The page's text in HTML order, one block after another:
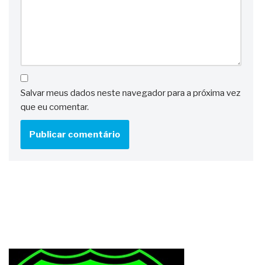
Salvar meus dados neste navegador para a próxima vez
que eu comentar.